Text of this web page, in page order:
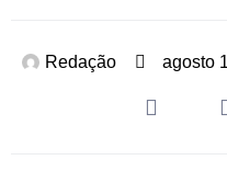
Redação agosto